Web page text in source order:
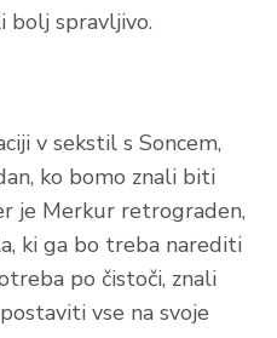
bolj spravljivo.
v sekstil s Soncem,
ko bomo znali biti
je Merkur retrograden,
ki ga bo treba narediti
po čistoči, znali
vse na svoje